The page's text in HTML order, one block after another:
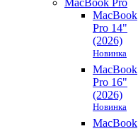
MacBook Pro
MacBook
Pro 14"
(2026)
Новинка
MacBook
Pro 16"
(2026)
Новинка
MacBook